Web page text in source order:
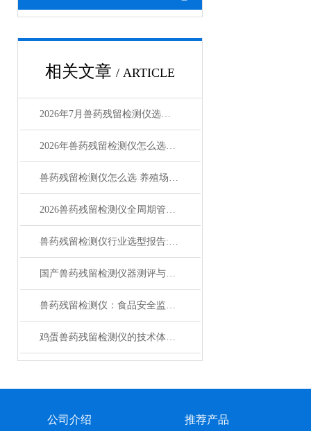
相关文章 / ARTICLE
2026年7月兽药残留检测仪选购指南：品牌性价比对比测评
2026年兽药残留检测仪怎么选？高性价比品牌对比指南
兽药残留检测仪怎么选 养殖场肉类蛋品快检设备推荐
2026兽药残留检测仪全周期管理指南：故障速查+维护保养全方案
兽药残留检测仪行业选型报告:莱恩德智造全系列推荐选型指南
国产兽药残留检测仪器测评与深度解析竞争力分析
兽药残留检测仪：食品安全监管的核心装备
鸡蛋兽药残留检测仪的技术体系与应用价值
公司介绍 推荐产品